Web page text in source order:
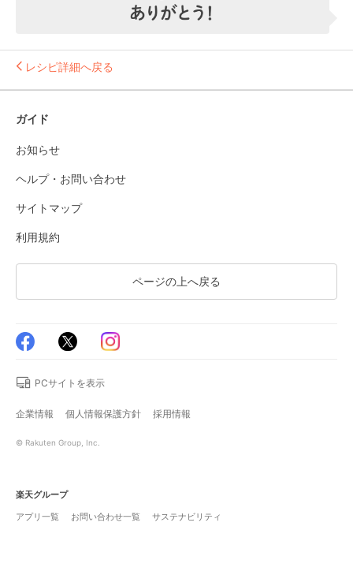
レシピ詳細へ戻る
ガイド
お知らせ
ヘルプ・お問い合わせ
サイトマップ
利用規約
ページの上へ戻る
PCサイトを表示
企業情報 個人情報保護方針 採用情報
© Rakuten Group, Inc.
楽天グループ
アプリ一覧
お問い合わせ一覧 サステナビリティ